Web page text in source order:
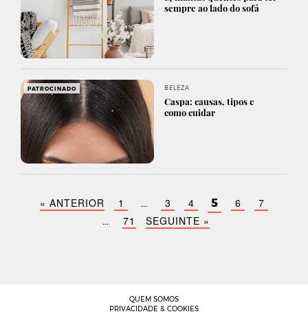
sempre ao lado do sofá
PATROCINADO BELEZA
Caspa: causas, tipos e
como cuidar
« ANTERIOR 1 … 3 4 5 6 7
… 71 SEGUINTE »
QUEM SOMOS
PRIVACIDADE & COOKIES